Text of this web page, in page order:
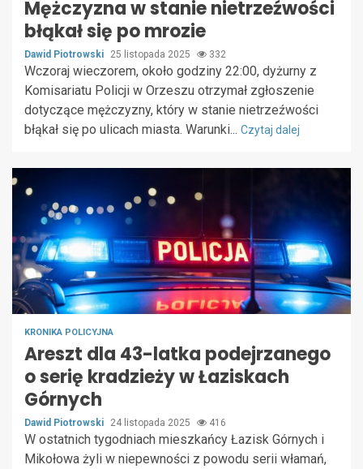
Mężczyzna w stanie nietrzeźwości
błąkał się po mrozie
Dawid Piotrowski 25 listopada 2025 332
Wczoraj wieczorem, około godziny 22:00, dyżurny z
Komisariatu Policji w Orzeszu otrzymał zgłoszenie
dotyczące mężczyzny, który w stanie nietrzeźwości
błąkał się po ulicach miasta. Warunki... Czytaj dalej
KRONIKA POLICYJNA
Areszt dla 43-latka podejrzanego
o serię kradzieży w Łaziskach
Górnych
Dawid Piotrowski 24 listopada 2025 416
W ostatnich tygodniach mieszkańcy Łazisk Górnych i
Mikołowa żyli w niepewności z powodu serii włamań,